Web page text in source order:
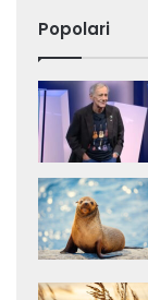
Popolari